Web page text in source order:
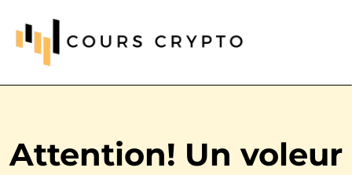
Attention! Un voleur